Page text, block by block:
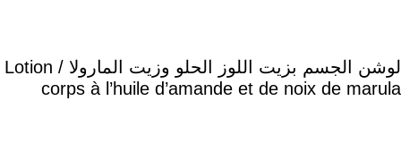
لوشن الجسم بزيت اللوز الحلو وزيت المارولا / Lotion
corps à l’huile d’amande et de noix de marula